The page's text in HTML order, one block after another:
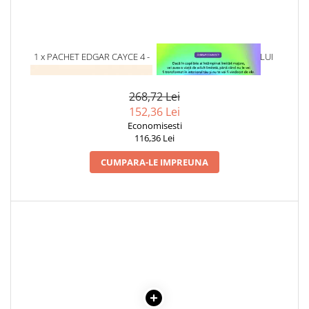
Carti pentru copii
Carte Prescolara, Joc
1 x PACHET EDGAR CAYCE 4 -
4 TITLURI
1 x VINDECAREA COPILULUI
INTERIOR
268,72 Lei
152,36 Lei
Economisesti
116,36 Lei
CUMPARA-LE IMPREUNA